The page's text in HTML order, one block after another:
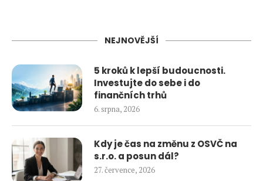
NEJNOVĚJŠÍ
5 kroků k lepší budoucnosti.
Investujte do sebe i do
finančních trhů
6. srpna, 2026
Kdy je čas na změnu z OSVČ na
s.r.o. a posun dál?
27. července, 2026